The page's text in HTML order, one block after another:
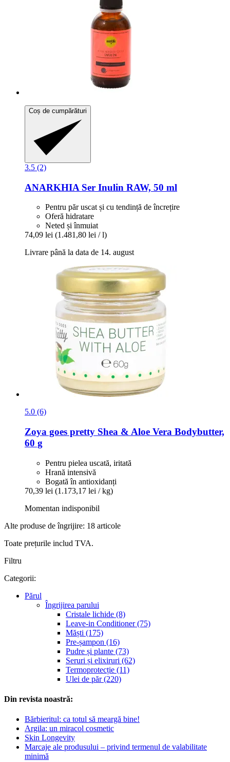
Coș de cumpărături
3.5 (2)
ANARKHIA Ser Inulin RAW, 50 ml
Pentru păr uscat și cu tendință de încrețire
Oferă hidratare
Neted și înmuiat
74,09 lei (1.481,80 lei / l)
Livrare până la data de 14. august
5.0 (6)
Zoya goes pretty Shea & Aloe Vera Bodybutter,
60 g
Pentru pielea uscată, iritată
Hrană intensivă
Bogată în antioxidanți
70,39 lei (1.173,17 lei / kg)
Momentan indisponibil
Alte produse de îngrijire: 18 articole
Toate prețurile includ TVA.
Filtru
Categorii:
Părul
Îngrijirea parului
Cristale lichide (8)
Leave-in Conditioner (75)
Măști (175)
Pre-șampon (16)
Pudre și plante (73)
Seruri și elixiruri (62)
Termoprotecție (11)
Ulei de păr (220)
Din revista noastră:
Bărbieritul: ca totul să meargă bine!
Argila: un miracol cosmetic
Skin Longevity
Marcaje ale produsului – privind termenul de valabilitate
minimă